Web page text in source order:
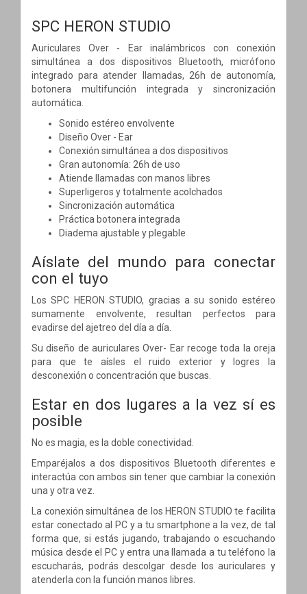
SPC HERON STUDIO
Auriculares Over - Ear inalámbricos con conexión
simultánea a dos dispositivos Bluetooth, micrófono
integrado para atender llamadas, 26h de autonomía,
botonera multifunción integrada y sincronización
automática.
Sonido estéreo envolvente
Diseño Over - Ear
Conexión simultánea a dos dispositivos
Gran autonomía: 26h de uso
Atiende llamadas con manos libres
Superligeros y totalmente acolchados
Sincronización automática
Práctica botonera integrada
Diadema ajustable y plegable
Aíslate del mundo para conectar
con el tuyo
Los SPC HERON STUDIO, gracias a su sonido estéreo
sumamente envolvente, resultan perfectos para
evadirse del ajetreo del día a día.
Su diseño de auriculares Over- Ear recoge toda la oreja
para que te aísles el ruido exterior y logres la
desconexión o concentración que buscas.
Estar en dos lugares a la vez sí es
posible
No es magia, es la doble conectividad.
Emparéjalos a dos dispositivos Bluetooth diferentes e
interactúa con ambos sin tener que cambiar la conexión
una y otra vez.
La conexión simultánea de los HERON STUDIO te facilita
estar conectado al PC y a tu smartphone a la vez, de tal
forma que, si estás jugando, trabajando o escuchando
música desde el PC y entra una llamada a tu teléfono la
escucharás, podrás descolgar desde los auriculares y
atenderla con la función manos libres.